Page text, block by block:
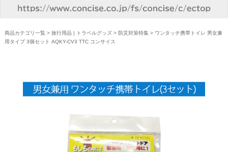
商品カテゴリ一覧 > 旅行用品 | トラベルグッズ> 防災対策特集> ワンタッチ携帯トイレ 男女兼
用タイプ 3個セット AQKY-CV3 TTC コンサイス